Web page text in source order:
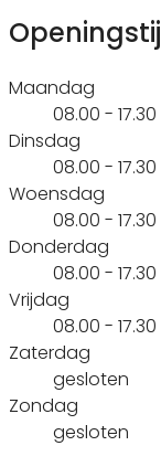
Maandag
08.00 - 17.30
Dinsdag
08.00 - 17.30
Woensdag
08.00 - 17.30
Donderdag
08.00 - 17.30
Vrijdag
08.00 - 17.30
Zaterdag
gesloten
Zondag
gesloten